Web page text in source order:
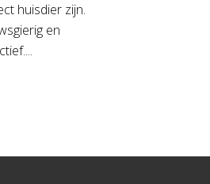
huisdier zijn.
en